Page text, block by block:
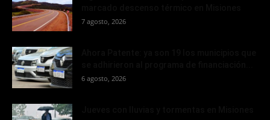
7 agosto, 2026
6 agosto, 2026